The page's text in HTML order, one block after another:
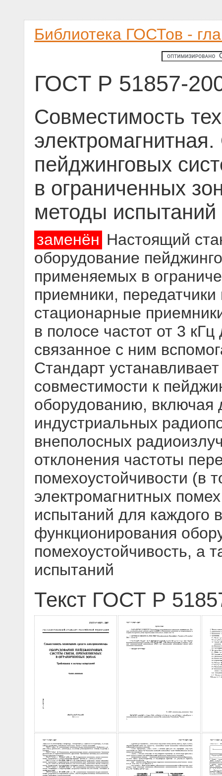
Библиотека ГОСТов -
ГОСТ Р 51857-
Совместимость
пейджинговых
в ограниченных
методы испытаний
заменён Настоящий
оборудование
применяемых в
приемники,
стационарные
в полосе частот от 3
связанное с ним
Стандарт
совместимости к
оборудованию, включая
индустриальных
внеполосных
отклонения частоты
помехоустойчивости (в
электромагнитных
испытаний для каждого
функционирования
помехоустойчивость, а
испытаний
Текст ГОСТ Р